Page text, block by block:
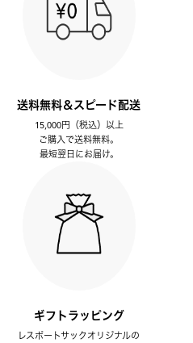
送料無料＆スピード配送
15,000円（税込）以上
ご購入で送料無料。
最短翌日にお届け。
ギフトラッピング
レスポートサックオリジナルの